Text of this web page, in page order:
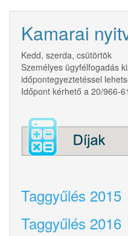
Kamarai
Kedd, szerda, csütörtök
Személyes ügyfélfogadás
időpontegyeztetéssel
Időpont kérhető a 20/966-
Taggyűlés 2015
Taggyűlés 2016